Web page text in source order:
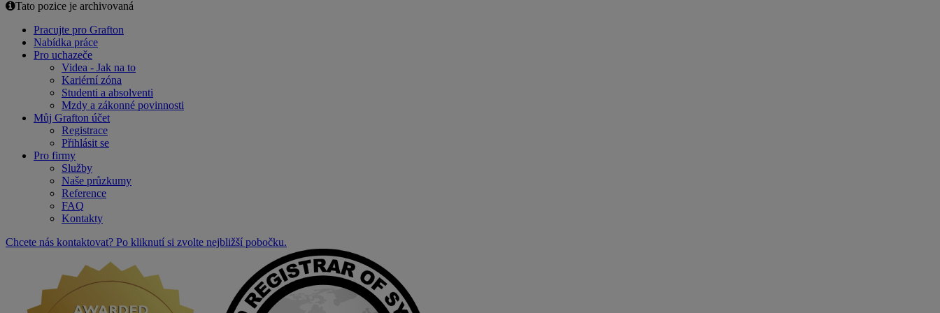
Tato pozice je archivovaná
Pracujte pro Grafton
Nabídka práce
Pro uchazeče
Videa - Jak na to
Kariérní zóna
Studenti a absolventi
Mzdy a zákonné povinnosti
Můj Grafton účet
Registrace
Přihlásit se
Pro firmy
Služby
Naše průzkumy
Reference
FAQ
Kontakty
Chcete nás kontaktovat? Po kliknutí si zvolte nejbližší pobočku.